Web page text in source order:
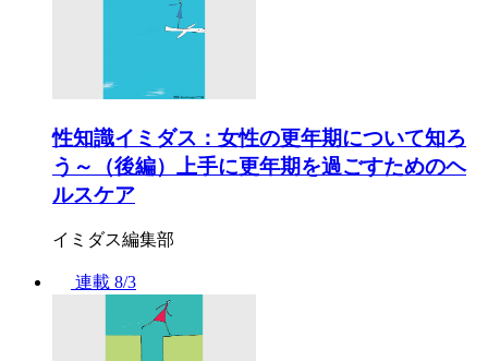
性知識イミダス：女性の更年期について知ろ
う～（後編）上手に更年期を過ごすためのヘ
ルスケア
イミダス編集部
連載 8/3